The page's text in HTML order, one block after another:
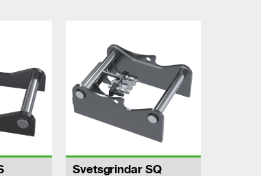
Svetsgrindar SQ